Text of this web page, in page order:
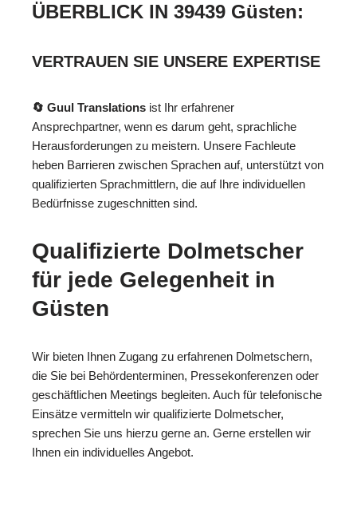
ÜBERBLICK IN 39439 Güsten:
VERTRAUEN SIE UNSERE EXPERTISE
🔄 Guul Translations ist Ihr erfahrener
Ansprechpartner, wenn es darum geht, sprachliche
Herausforderungen zu meistern. Unsere Fachleute
heben Barrieren zwischen Sprachen auf, unterstützt von
qualifizierten Sprachmittlern, die auf Ihre individuellen
Bedürfnisse zugeschnitten sind.
Qualifizierte Dolmetscher
für jede Gelegenheit in
Güsten
Wir bieten Ihnen Zugang zu erfahrenen Dolmetschern,
die Sie bei Behördenterminen, Pressekonferenzen oder
geschäftlichen Meetings begleiten. Auch für telefonische
Einsätze vermitteln wir qualifizierte Dolmetscher,
sprechen Sie uns hierzu gerne an. Gerne erstellen wir
Ihnen ein individuelles Angebot.